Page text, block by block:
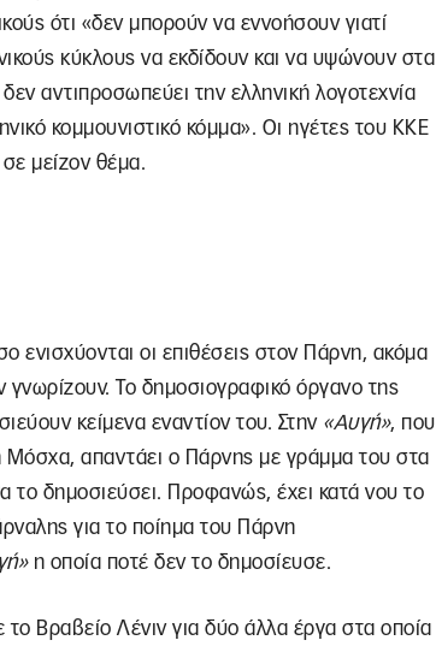
ότι «δεν μπορούν να εννοήσουν γιατί
κύκλους να εκδίδουν και να υψώνουν στα
αντιπροσωπεύει την ελληνική λογοτεχνία
κομμουνιστικό κόμμα». Οι ηγέτες του ΚΚΕ
μείζον θέμα.
ενισχύονται οι επιθέσεις στον Πάρνη, ακόμα
γνωρίζουν. Το δημοσιογραφικό όργανο της
κείμενα εναντίον του. Στην «Αυγή», που
απαντάει ο Πάρνης με γράμμα του στα
το δημοσιεύσει. Προφανώς, έχει κατά νου το
για το ποίημα του Πάρνη
η οποία ποτέ δεν το δημοσίευσε.
Βραβείο Λένιν για δύο άλλα έργα στα οποία